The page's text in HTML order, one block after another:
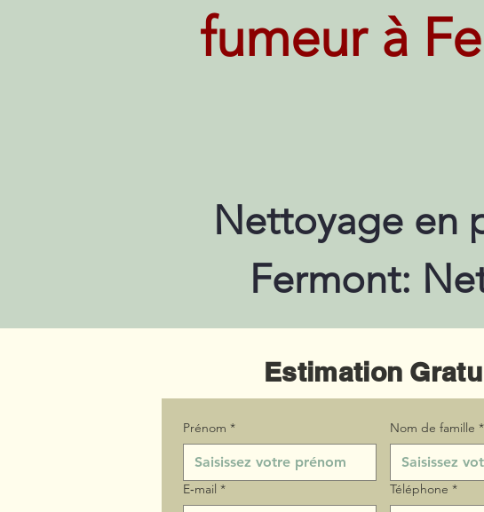
fumeur à
Nettoyage en
Fermont:
Estimation
Prénom * Nom de famille *
E‑mail * Téléphone *